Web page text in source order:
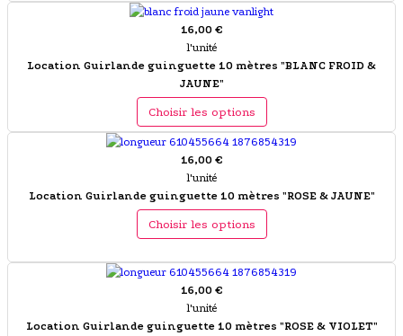
16,00 €
l'unité
Location Guirlande guinguette 10 mètres "BLANC FROID &
JAUNE"
Choisir les options
16,00 €
l'unité
Location Guirlande guinguette 10 mètres "ROSE & JAUNE"
Choisir les options
16,00 €
l'unité
Location Guirlande guinguette 10 mètres "ROSE & VIOLET"